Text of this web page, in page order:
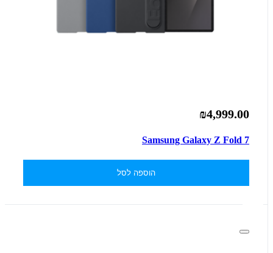
₪4,999.00
Samsung Galaxy Z Fold 7
הוספה לסל